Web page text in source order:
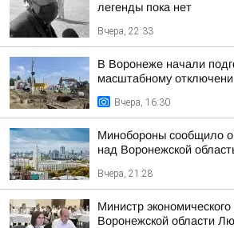
легенды пока нет
Вчера, 22:33
В Воронеже начали
масштабному
Вчера, 16:30
Минобороны сообщило
над Воронежской
Вчера, 21:28
Министр экономического
Воронежской области